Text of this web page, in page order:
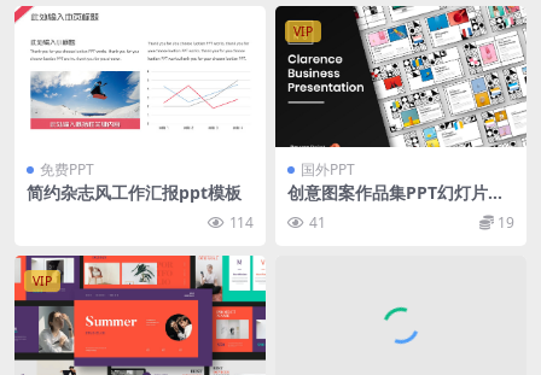
免费PPT
简约杂志风工作汇报ppt模板
114
VIP
国外PPT
创意图案作品集PPT幻灯片设
计模板 Clarence – Pattern B
usiness PowerPoint Templ
ate
41 19
VIP